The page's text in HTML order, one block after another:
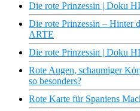
Die rote Prinzessin | Doku
Die rote Prinzessin – Hinter
ARTE
Die rote Prinzessin | Doku
Rote Augen, schaumiger
so besonders?
Rote Karte für Spaniens